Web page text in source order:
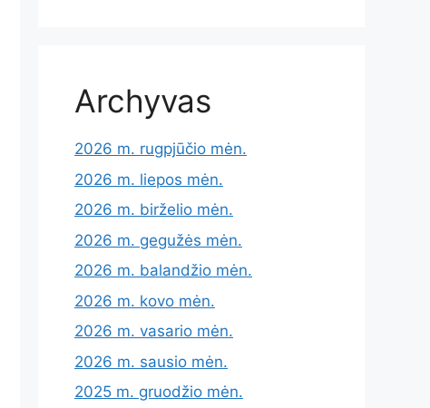
Archyvas
2026 m. rugpjūčio mėn.
2026 m. liepos mėn.
2026 m. birželio mėn.
2026 m. gegužės mėn.
2026 m. balandžio mėn.
2026 m. kovo mėn.
2026 m. vasario mėn.
2026 m. sausio mėn.
2025 m. gruodžio mėn.